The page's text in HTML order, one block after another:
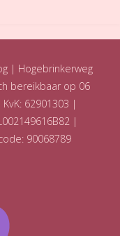
| Hogebrinkerweg
bereikbaar op 06
KvK: 62901303 |
|
90068789